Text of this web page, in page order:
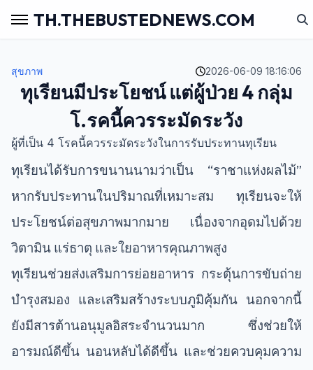
TH.THEBUSTEDNEWS.COM
สุขภาพ 2026-06-09 18:16:06
ทุเรียนมีประโยชน์ แต่ผู้ป่วย 4 กลุ่ม
โ.รคนี้ควรระมัดระวัง
ผู้ที่เป็น 4 โรคนี้ควรระมัดระวังในการรับประทานทุเรียน
ทุเรียนได้รับการขนานนามว่าเป็น “ราชาแห่งผลไม้”
หากรับประทานในปริมาณที่เหมาะสม ทุเรียนจะให้
ประโยชน์ต่อสุขภาพมากมาย เนื่องจากอุดมไปด้วย
วิตามิน แร่ธาตุ และใยอาหารคุณภาพสูง
ทุเรียนช่วยส่งเสริมการย่อยอาหาร กระตุ้นการขับถ่าย
บำรุงสมอง และเสริมสร้างระบบภูมิคุ้มกัน นอกจากนี้
ยังมีสารต้านอนุมูลอิสระจำนวนมาก ซึ่งช่วยให้
อารมณ์ดีขึ้น นอนหลับได้ดีขึ้น และช่วยควบคุมความ